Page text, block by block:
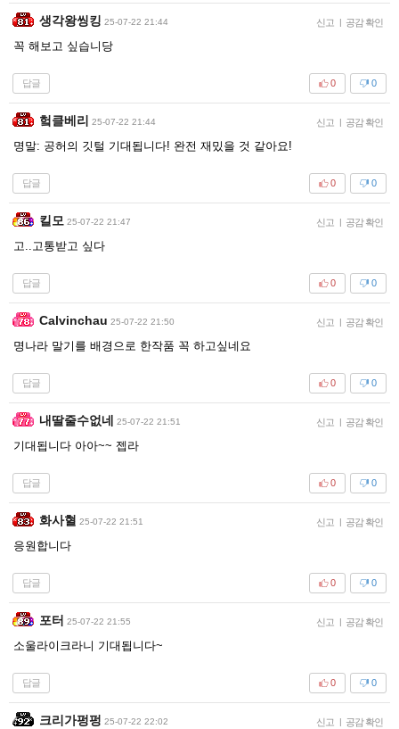
생각왕씽킹 25-07-22 21:44 신고 | 공감 확인
꼭 해보고 싶습니당
답글 0
0
헠클베리 25-07-22 21:44 신고 | 공감 확인
명말: 공허의 깃털 기대됩니다! 완전 재밌을 것 같아요!
답글 0
0
킬모 25-07-22 21:47 신고 | 공감 확인
고..고통받고 싶다
답글 0
0
Calvinchau 25-07-22 21:50 신고 | 공감 확인
명나라 말기를 배경으로 한작품 꼭 하고싶네요
답글 0
0
내딸줄수없네 25-07-22 21:51 신고 | 공감 확인
기대됩니다 아아~~ 젭라
답글 0
0
화사혈 25-07-22 21:51 신고 | 공감 확인
응원합니다
답글 0
0
포터 25-07-22 21:55 신고 | 공감 확인
소울라이크라니 기대됩니다~
답글 0
0
크리가펑펑 25-07-22 22:02 신고 | 공감 확인